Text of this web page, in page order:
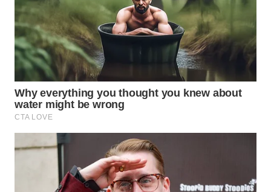
KARO
WN
SIMALUNGUN
WN
LABUHANBATU
TAPANULI
TENGAH
WN DELI